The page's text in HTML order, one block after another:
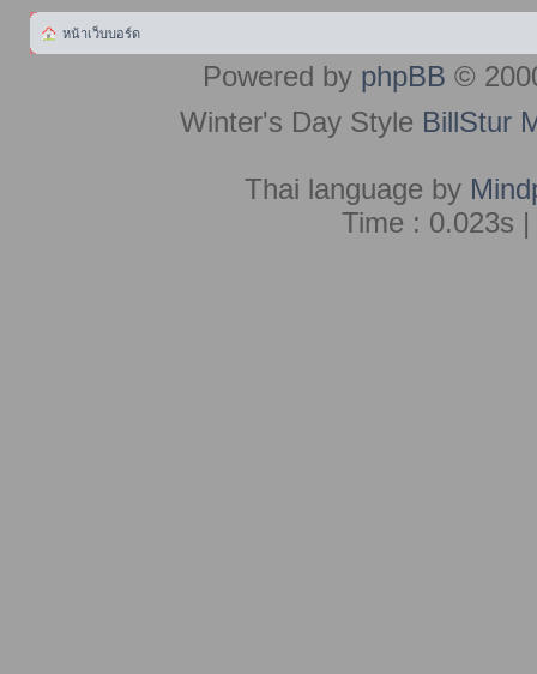
หน้าเว็บบอร์ด
Powered by phpBB ©
Winter's Day Style BillStur
Thai language by
Time : 0.023s